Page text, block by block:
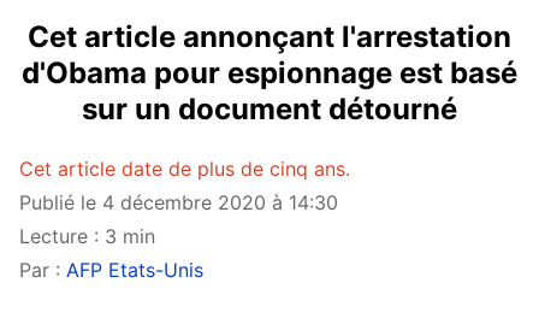
Cet article annonçant l'arrestation
d'Obama pour espionnage est basé
sur un document détourné
Cet article date de plus de cinq ans.
Publié le 4 décembre 2020 à 14:30
Lecture : 3 min
Par : AFP Etats-Unis